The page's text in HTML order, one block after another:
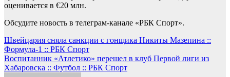
оценивается в €20 млн.
Обсудите новость в телеграм-канале «РБК Спорт».
Навигация
по
записям
Швейцария сняла санкции с гонщика Никиты Мазепина ::
Формула-1 :: РБК Спорт
Воспитанник «Атлетико» перешел в клуб Первой лиги из
Хабаровска :: Футбол :: РБК Спорт